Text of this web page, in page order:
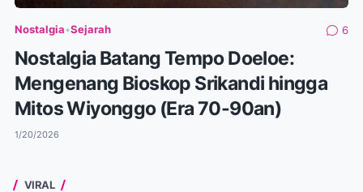
Nostalgia •Sejarah 6
Nostalgia Batang Tempo Doeloe:
Mengenang Bioskop Srikandi hingga
Mitos Wiyonggo (Era 70-90an)
1/20/2026
VIRAL